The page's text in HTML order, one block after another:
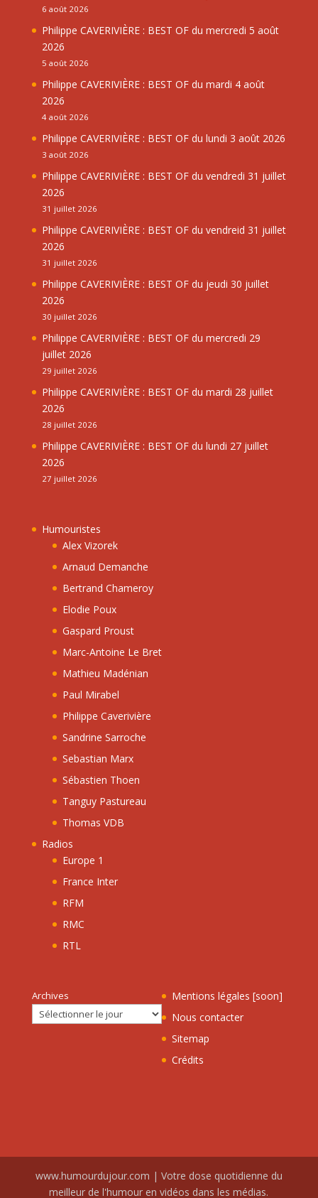
6 août 2026
Philippe CAVERIVIÈRE : BEST OF du mercredi 5 août
2026
5 août 2026
Philippe CAVERIVIÈRE : BEST OF du mardi 4 août
2026
4 août 2026
Philippe CAVERIVIÈRE : BEST OF du lundi 3 août 2026
3 août 2026
Philippe CAVERIVIÈRE : BEST OF du vendredi 31 juillet
2026
31 juillet 2026
Philippe CAVERIVIÈRE : BEST OF du vendreid 31 juillet
2026
31 juillet 2026
Philippe CAVERIVIÈRE : BEST OF du jeudi 30 juillet
2026
30 juillet 2026
Philippe CAVERIVIÈRE : BEST OF du mercredi 29
juillet 2026
29 juillet 2026
Philippe CAVERIVIÈRE : BEST OF du mardi 28 juillet
2026
28 juillet 2026
Philippe CAVERIVIÈRE : BEST OF du lundi 27 juillet
2026
27 juillet 2026
Humouristes
Alex Vizorek
Arnaud Demanche
Bertrand Chameroy
Elodie Poux
Gaspard Proust
Marc-Antoine Le Bret
Mathieu Madénian
Paul Mirabel
Philippe Caverivière
Sandrine Sarroche
Sebastian Marx
Sébastien Thoen
Tanguy Pastureau
Thomas VDB
Radios
Europe 1
France Inter
RFM
RMC
RTL
Archives
Mentions légales [soon]
Nous contacter
Sitemap
Crédits
www.humourdujour.com | Votre dose quotidienne du
meilleur de l'humour en vidéos dans les médias.